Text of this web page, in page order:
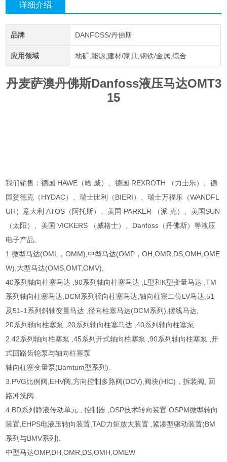
详细介绍
品牌 DANFOSS/丹佛斯
应用领域 地矿,能源,建材/家具,钢铁/金属,综合
丹麦萨澳丹佛斯Danfoss液压马达OMT3
15
我们销售：德国 HAWE（哈 威）、德国 REXROTH （力士乐）、德
国贺德克（HYDAC）、瑞士比利（BIERI）、瑞士万福乐（WANDFL
UH）意大利 ATOS（阿托斯）、美国 PARKER （派 克）、美国SUN
（太阳）、美国 VICKERS （威格士）、Danfoss（丹佛斯）等液压
电子产品。
1.微型马达(OML，OMM),中型马达(OMP，OH,OMR,DS,OMH,OME
W),大型马达(OMS,OMT,OMV),
40系列轴向柱塞马达 ,90系列轴向柱塞马达 ,L型和K型变量马达 ,TM
系列轴向柱塞马达,DCM系列径向柱塞马达,轴向柱塞二位LV马达,51
及51-1系列斜轴变量马达 ,径向柱塞马达(DCM系列),摆线马达,
20系列轴向柱塞泵 ,20系列轴向柱塞马达 ,40系列轴向柱塞泵.
2.42系列轴向柱塞泵 ,45系列开式轴向柱塞泵 ,90系列轴向柱塞泵 ,开
式回路齿轮泵与轴向柱塞泵
轴向柱塞变量泵(Bamtum型系列).
3.PVG比例阀,EHV阀,方向控制多路阀(DCV),阀块(HIC)，拆装阀, 回
路冲洗阀.
4.BD系列静液传动单元 , 控制器 ,OSP技术转向装置 OSPM微型转向
装置,EHPS电液压转向装置,TAD力矩放大装置 ,紧凑型驱动装置(BM
系列与BMV系列).
中型马达OMP,DH,OMR,DS,OMH,OMEW